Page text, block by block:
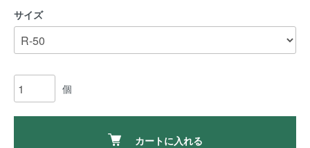
サイズ
個
カートに入れる